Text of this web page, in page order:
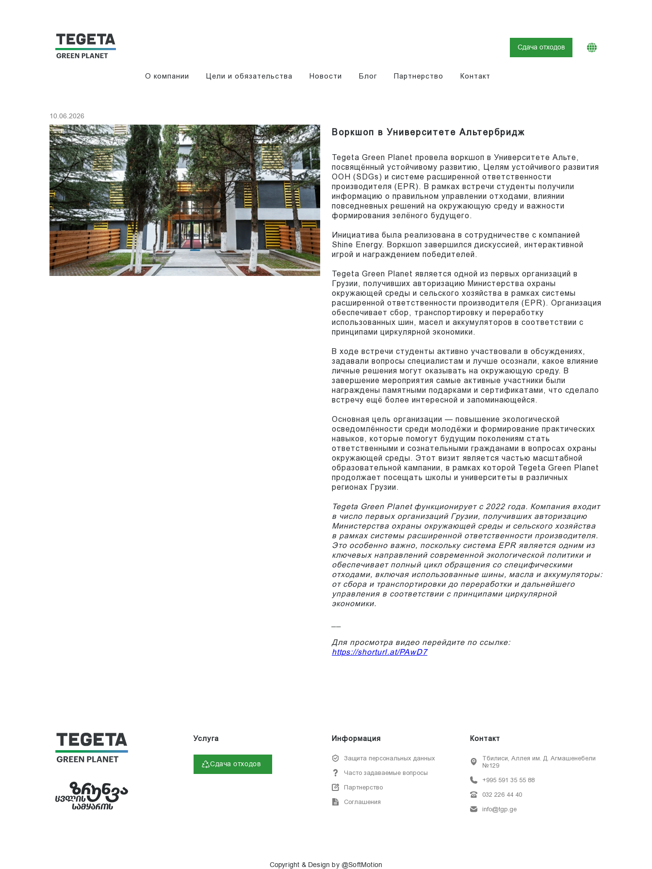
Сдача отходов
О компании Цели и обязательства Новости Блог Партнерство Контакт
10.06.2026
Воркшоп в Университете Альтербридж
Tegeta Green Planet провела воркшоп в Университете Альте,
посвящённый устойчивому развитию, Целям устойчивого развития
ООН (SDGs) и системе расширенной ответственности
производителя (EPR). В рамках встречи студенты получили
информацию о правильном управлении отходами, влиянии
повседневных решений на окружающую среду и важности
формирования зелёного будущего.
Инициатива была реализована в сотрудничестве с компанией
Shine Energy. Воркшоп завершился дискуссией, интерактивной
игрой и награждением победителей.
Tegeta Green Planet является одной из первых организаций в
Грузии, получивших авторизацию Министерства охраны
окружающей среды и сельского хозяйства в рамках системы
расширенной ответственности производителя (EPR). Организация
обеспечивает сбор, транспортировку и переработку
использованных шин, масел и аккумуляторов в соответствии с
принципами циркулярной экономики.
В ходе встречи студенты активно участвовали в обсуждениях,
задавали вопросы специалистам и лучше осознали, какое влияние
личные решения могут оказывать на окружающую среду. В
завершение мероприятия самые активные участники были
награждены памятными подарками и сертификатами, что сделало
встречу ещё более интересной и запоминающейся.
Основная цель организации — повышение экологической
осведомлённости среди молодёжи и формирование практических
навыков, которые помогут будущим поколениям стать
ответственными и сознательными гражданами в вопросах охраны
окружающей среды. Этот визит является частью масштабной
образовательной кампании, в рамках которой Tegeta Green Planet
продолжает посещать школы и университеты в различных
регионах Грузии.
Tegeta Green Planet функционирует с 2022 года. Компания входит
в число первых организаций Грузии, получивших авторизацию
Министерства охраны окружающей среды и сельского хозяйства
в рамках системы расширенной ответственности производителя.
Это особенно важно, поскольку система EPR является одним из
ключевых направлений современной экологической политики и
обеспечивает полный цикл обращения со специфическими
отходами, включая использованные шины, масла и аккумуляторы:
от сбора и транспортировки до переработки и дальнейшего
управления в соответствии с принципами циркулярной
экономики.
Для просмотра видео перейдите по ссылке:
https://shorturl.at/PAwD7
Услуга
Сдача отходов
Информация
Защита персональных данных
Часто задаваемые вопросы
Партнерство
Соглашения
Контакт
Тбилиси, Аллея им. Д. Агмашенебели
№129
+995 591 35 55 88
032 226 44 40
info@tgp.ge
Copyright & Design by @SoftMotion